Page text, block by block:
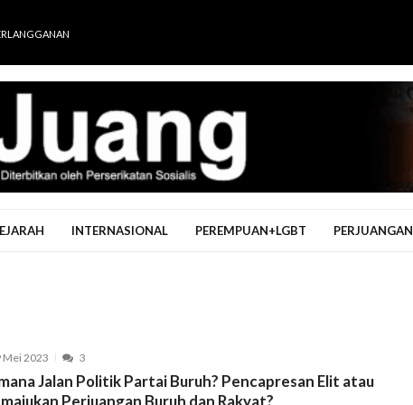
INTERNASIONAL PEREMPUAN+LGBT PERJUANGAN
Mei 2023 3
Jalan Politik Partai Buruh? Pencapresan Elit atau
Perjuangan Buruh dan Rakyat?